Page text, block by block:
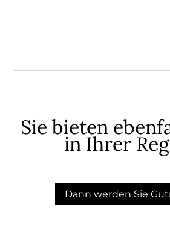
Sie bieten
in Ihrer
Dann werden Sie